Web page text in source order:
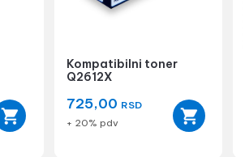
Kompatibilni toner
Q2612X
725,00 RSD
+ 20% pdv